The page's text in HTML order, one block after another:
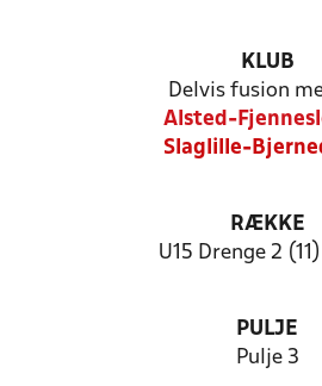
KLUB
Delvis fusion
Alsted-
Slaglille-
RÆKKE
U15 Drenge 2
PULJE
Pulje 3